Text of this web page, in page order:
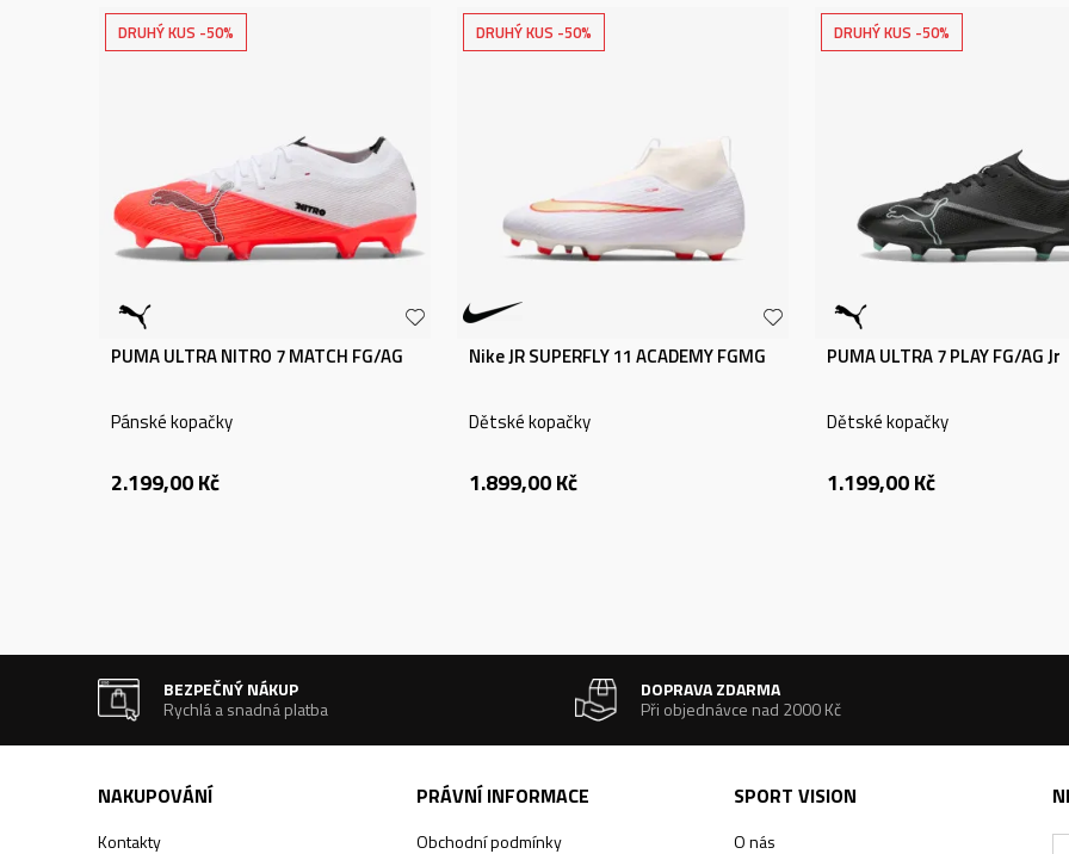
DRUHÝ KUS -50%
PUMA ULTRA NITRO 7 MATCH FG/AG
Pánské kopačky
2.199,00Kč
DRUHÝ KUS -50%
Nike JR SUPERFLY 11 ACADEMY FGMG
Dětské kopačky
1.899,00Kč
DRUHÝ KUS -50%
PUMA ULTRA 7 PLAY FG/AG Jr
Dětské kopačky
1.199,00Kč
BEZPEČNÝ NÁKUP
Rychlá a snadná platba
DOPRAVA ZDARMA
Při objednávce nad 2000 Kč
NAKUPOVÁNÍ
Kontakty
PRÁVNÍ INFORMACE
Obchodní podmínky
SPORT VISION
O nás